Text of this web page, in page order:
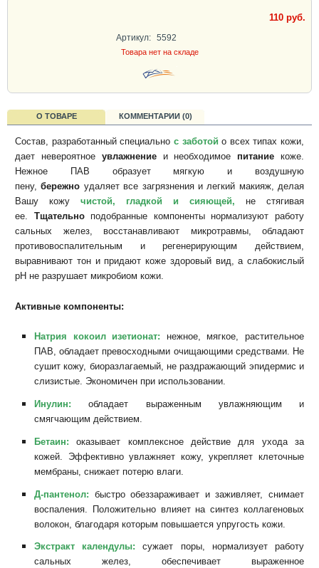
110 руб.
Артикул: 5592
Товара нет на складе
О ТОВАРЕ КОММЕНТАРИИ (0)
Состав, разработанный специально с заботой о всех типах кожи,
дает невероятное увлажнениеи необходимое питание коже.
Нежное ПАВ образует мягкую и воздушную
пену,бережно удаляет все загрязнения и легкий макияж, делая
Вашу кожу чистой, гладкой и сияющей, не стягивая
ее. Тщательноподобранные компоненты нормализуют работу
сальных желез, восстанавливают микротравмы, обладают
противовоспалительным и регенерирующим действием,
выравнивают тон и придают коже здоровый вид, а слабокислый
pH не разрушает микробиом кожи.
Активные компоненты:
Натрия кокоил изетионат: нежное, мягкое, растительное
ПАВ, обладает превосходными очищающими средствами. Не
сушит кожу, биоразлагаемый, не раздражающий эпидермис и
слизистые. Экономичен при использовании.
Инулин: обладает выраженным увлажняющим и
смягчающим действием.
Бетаин: оказывает комплексное действие для ухода за
кожей. Эффективно увлажняет кожу, укрепляет клеточные
мембраны, снижает потерю влаги.
Д-пантенол: быстро обеззараживает и заживляет, снимает
воспаления. Положительно влияет на синтез коллагеновых
волокон, благодаря которым повышается упругость кожи.
Экстракт календулы: сужает поры, нормализует работу
сальных желез, обеспечивает выраженное